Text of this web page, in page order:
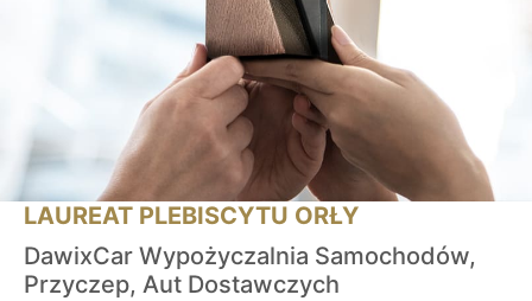
LAUREAT PLEBISCYTU ORŁY
DawixCar Wypożyczalnia Samochodów,
Przyczep, Aut Dostawczych